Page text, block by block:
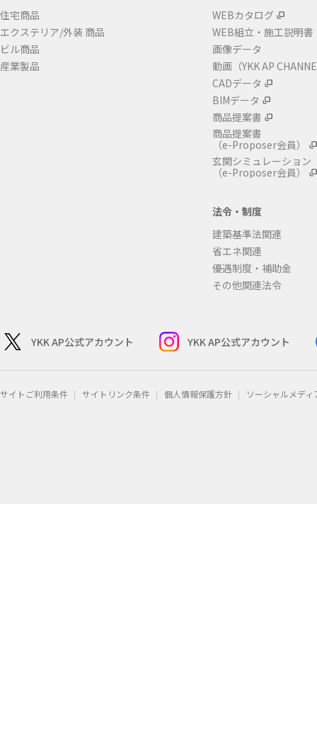
住宅商品
エクステリア/外装 商品
ビル商品
産業製品
WEBカタログ
WEB組立・施工説明書
画像データ
動画（YKK AP
CADデータ
BIMデータ
商品提案書
商品提案書
（e-Proposer会員）
玄関シミュレーション
（e-Proposer会員）
法令・制度
建築基準法関連
省エネ関連
優遇制度・補助金
その他関連法令
YKK AP公式アカウント YKK AP公式アカウント
サイトご利用条件 サイトリンク条件 個人情報保護方針 ソーシャルメデ